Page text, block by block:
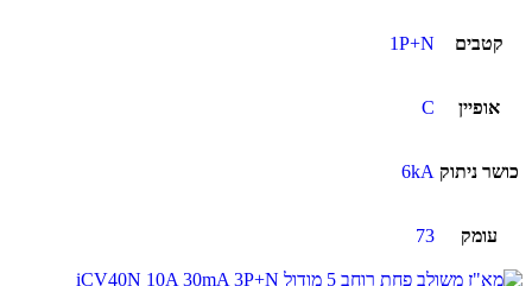
קטבים 1P+N
אופיין C
כושר ניתוק 6kA
עומק 73